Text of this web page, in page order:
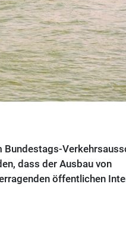
Bundestags-
dass der Ausbau von
öffentlichen